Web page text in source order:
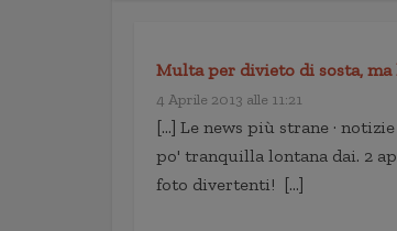
Multa per divieto di sosta,
4 Aprile 2013 alle 11:21
[…] Le news più strane ·
po' tranquilla lontana dai. 2
foto divertenti! […]